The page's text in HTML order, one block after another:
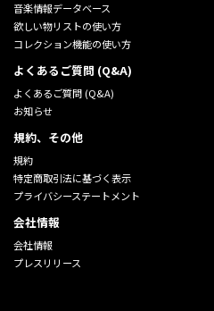
音楽情報データベース
欲しい物リストの使い方
コレクション機能の使い方
よくあるご質問 (Q&A)
よくあるご質問 (Q&A)
お知らせ
規約、その他
規約
特定商取引法に基づく表示
プライバシーステートメント
会社情報
会社情報
プレスリリース